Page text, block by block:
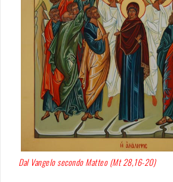
Dal Vangelo secondo Matteo (Mt 28,16-20)